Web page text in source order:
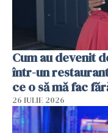
Cum au devenit
într-un
ce o să mă fac
26 IULIE 2026